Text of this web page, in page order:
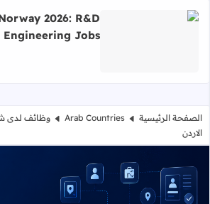
2026: R&D
Engineering Jobs
الصفحة الرئيسية Arab Countries
وظائف لدى
الاردن